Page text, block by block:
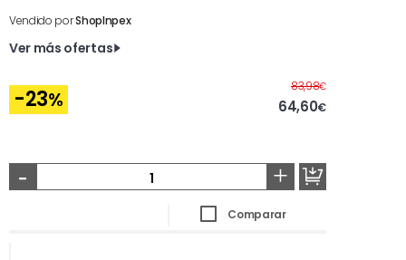
Vendido porShopInpex
Ver más ofertas
-23%
83,98€Antes
64,60€
- +
Comparar